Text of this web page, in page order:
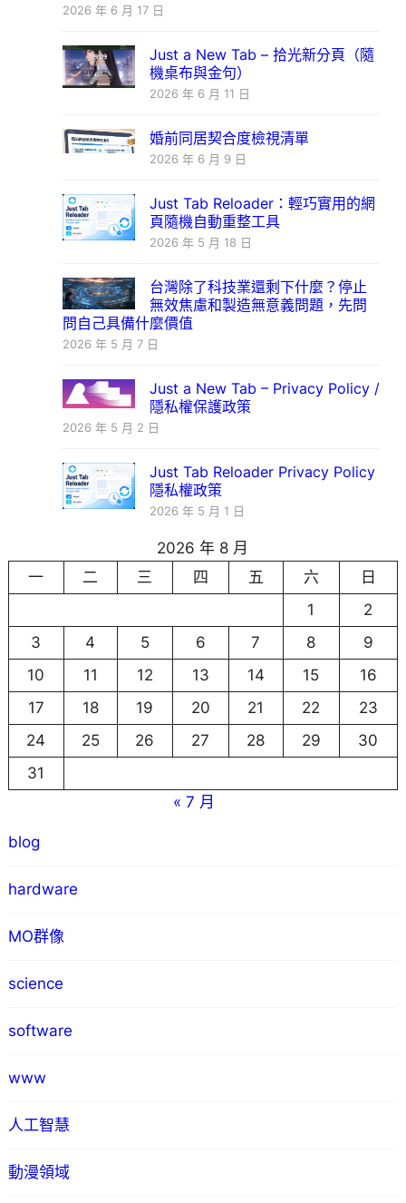
2026 年 6 月 17 日
Just a New Tab – 拾光新分頁（隨
機桌布與金句）
2026 年 6 月 11 日
婚前同居契合度檢視清單
2026 年 6 月 9 日
Just Tab Reloader：輕巧實用的網
頁隨機自動重整工具
2026 年 5 月 18 日
台灣除了科技業還剩下什麼？停止
無效焦慮和製造無意義問題，先問
問自己具備什麼價值
2026 年 5 月 7 日
Just a New Tab – Privacy Policy /
隱私權保護政策
2026 年 5 月 2 日
Just Tab Reloader Privacy Policy
隱私權政策
2026 年 5 月 1 日
2026 年 8 月
一
二 三 四 五 六
日
1
2
3
4 5 6 7 8
9
10
11 12 13 14 15
16
17
18 19 20 21 22
23
24
25 26 27 28 29
30
31
« 7 月
blog
hardware
MO群像
science
software
www
人工智慧
動漫領域